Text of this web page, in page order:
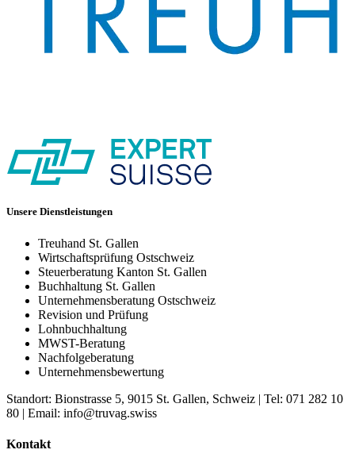
Unsere Dienstleistungen
Treuhand St. Gallen
Wirtschaftsprüfung Ostschweiz
Steuerberatung Kanton St. Gallen
Buchhaltung St. Gallen
Unternehmensberatung Ostschweiz
Revision und Prüfung
Lohnbuchhaltung
MWST-Beratung
Nachfolgeberatung
Unternehmensbewertung
Standort: Bionstrasse 5, 9015 St. Gallen, Schweiz | Tel: 071 282 10
80 | Email: info@truvag.swiss
Kontakt